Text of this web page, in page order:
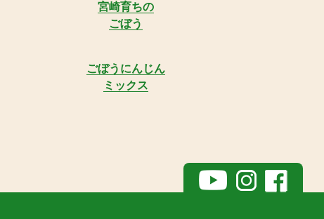
宮崎育ちの
ごぼう
ごぼうにんじん
ミックス